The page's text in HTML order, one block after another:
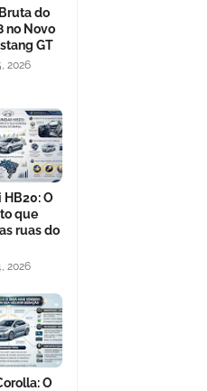
do
no Novo
GT
2026
HB20: O
que
ruas do
2026
O